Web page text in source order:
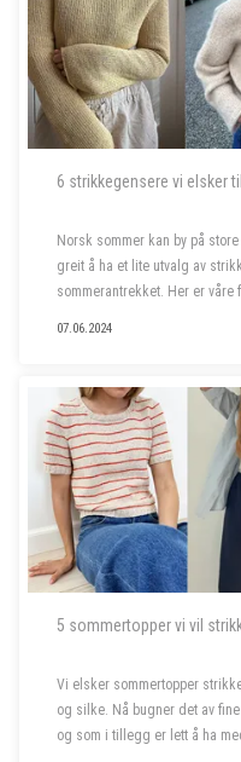
6 strikkegensere vi elsker
Norsk sommer kan by på
greit å ha et lite utvalg av
sommerantrekket. Her er
07.06.2024
5 sommertopper vi vil
Vi elsker sommertopper
og silke. Nå bugner det av
og som i tillegg er lett å ha